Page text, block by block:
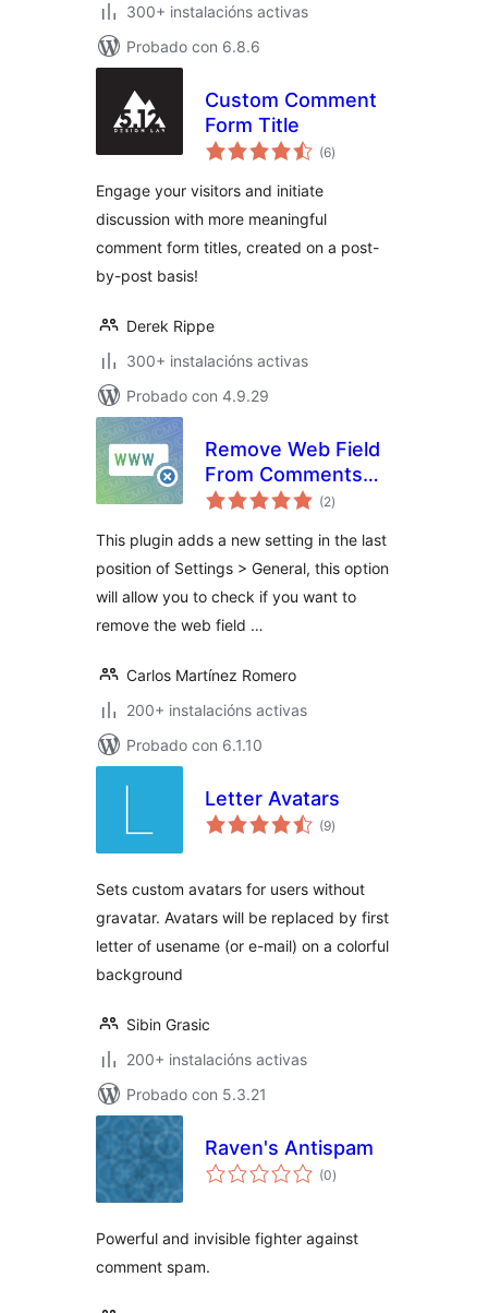
300+ instalacións activas
Probado con 6.8.6
Custom Comment
Form Title
(6valoracións
totais
)
Engage your visitors and initiate
discussion with more meaningful
comment form titles, created on a post-
by-post basis!
Derek Rippe
300+ instalacións activas
Probado con 4.9.29
Remove Web Field
From Comments
Form
(2valoracións
totais
)
This plugin adds a new setting in the last
position of Settings > General, this option
will allow you to check if you want to
remove the web field …
Carlos Martínez Romero
200+ instalacións activas
Probado con 6.1.10
Letter Avatars
(9valoracións
totais
)
Sets custom avatars for users without
gravatar. Avatars will be replaced by first
letter of usename (or e-mail) on a colorful
background
Sibin Grasic
200+ instalacións activas
Probado con 5.3.21
Raven's Antispam
(0valoracións
totais
)
Powerful and invisible fighter against
comment spam.